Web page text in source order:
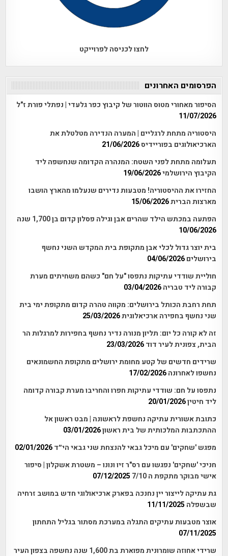
לחצו לכניסה לפרוייקט
הפרסומים האחרונים
הסיפור מאחורי מטוס הווטור של קיבוץ כפר גלעדי | נפתלי פורת ז"ל
11/07/2026
היסטוריה מתחת לרגליים | המערה הנדירה מטלטלת את
הארכיאולוגים בפוריידיס21/06/2026
תעלומה מתחת לפני השטח: המנהרה הקדומה שנחשפה ליד
הקיבוץ הירושלמי19/06/2026
החזירו את ההיסטוריה! מטבעות נדירים שנעלמו מהארץ הושבו
מארצות הברית15/06/2026
הפתעה במכתש הילד שהרים אבן וגילה פסלון קדום בן 1,700 שנה
10/06/2026
בית יוצר גדול לכלי אבן מתקופת בית המקדש השני נחשף
בירושלים 04/06/2026
חוליית שודדי עתיקות נתפסו "על חם" כשהם משחיתים מערת
קבורה ליד טבריה 03/04/2026
תחת רחבת הכותל בירושלים: מקווה טהרה קדום מתקופת ימי בית
שני נחשף בחפירה ארכיאלוגית25/03/2026
זה לא קורה כל יום: תליון מנורה נדיר נחשף בחפירות למרגלות הר
הבית, צפונית לעיר דוד 23/03/2026
שרידים חדשים של קטע מחומת ירושלים מתקופת החשמונאים
נחשפו לאחרונה 17/02/2026
נתפסו על חם: שודדי עתיקות חפרו והחריבו מערת קבורה קדומה
ליד חיטין20/01/2026
כתובת אשורית עתיקה נחשפת לראשונה | מבט ראשון אל
ההתכתבות המלכותית של בית ראשון03/01/2026
מפגש 'שחקים' עם מיכל גבאי להנצחת שני גבאי הי״ד 02/01/2026
חניכי 'שחקים' נפגשו עם רס"ר זיו ונונו – משטרת אשקלון | סיפור
אישי מבוקר מתקפת ה 7/10
07/12/2025
גת עתיקה לייצור יין נחנכה בפארק ארכיאולוגי חדש במושב זרחיה
שבשפלה 11/11/2025
אוצר מטבעות עתיקים התגלה במערכת מסתור בגליל התחתון
07/11/2025
שרידי אחוזה שומרונית מפוארת בת 1,600 שנה נחשפה בצפון העיר